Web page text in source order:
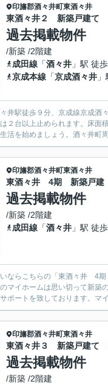
印旛郡酒々井町東酒々井
東酒々井２ 新築戸建て
過去掲載物件
/新築 /2階建
成田線 「酒々井 」駅 徒
京成本線 「京成酒々井
駅徒歩９分、京成線京成酒
２台以上止められます。床
活を始めましょう。酒々井
印旛郡酒々井町東酒々井
東酒々井 4期 新築戸
過去掲載物件
/新築 /2階建
成田線 「酒々井 」駅 徒
いならこちらの「東酒々井
マイホームは思い切って新
ポートを致しております。マ
印旛郡酒々井町東酒々井
東酒々井３ 新築戸建て
過去掲載物件
/新築 /2階建